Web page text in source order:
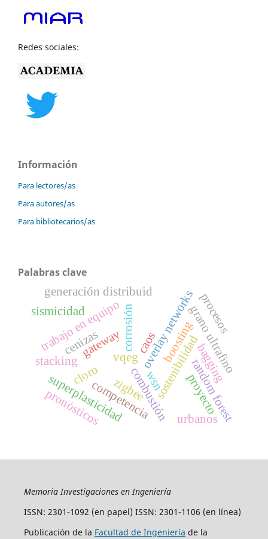
Redes sociales:
Información
Para lectores/as
Para autores/as
Para bibliotecarios/as
Palabras clave
sostenibilidad
trabajo en equipo
combustión
cenizas
cloro
corrosión
wsn
gateway overlay networks
zigbee
superplasticidad
grano ultrafino
generación distribuid procesos
boostingbagging
random forest
stacking vqeg
sismicidad
caos
proyecto
competencia
pronósticos urbanos
Memoria Investigaciones en Ingeniería
ISSN: 2301-1092 (en papel) ISSN: 2301-1106 (en línea)
Publicación de la Facultad de Ingeniería de la